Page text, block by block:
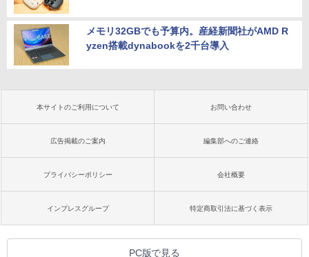
メモリ32GBでも予算内。産経新聞社がAMD R
yzen搭載dynabookを2千台導入
本サイトのご利用について お問い合わせ
広告掲載のご案内 編集部へのご連絡
プライバシーポリシー 会社概要
インプレスグループ 特定商取引法に基づく表示
PC版で見る